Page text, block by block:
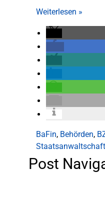
Weiterlesen »
BaFin, Behörden,
Post